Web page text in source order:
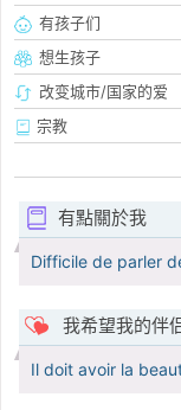
有孩子们
想生孩子
改变城市/国家的爱
宗教
有點關於我
Difficile de parler
我希望我的伴
Il doit avoir la